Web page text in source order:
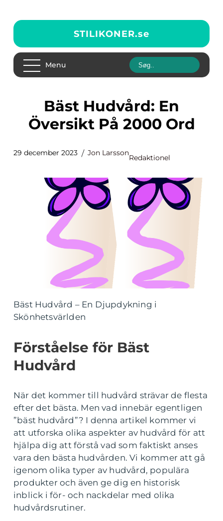
STILIKONER.se
Menu
Bäst Hudvård: En
Översikt På 2000 Ord
29 december 2023 Jon Larsson
Redaktionel
Bäst Hudvård – En Djupdykning i
Skönhetsvärlden
Förståelse för Bäst
Hudvård
När det kommer till hudvård strävar de flesta
efter det bästa. Men vad innebär egentligen
”bäst hudvård”? I denna artikel kommer vi
att utforska olika aspekter av hudvård för att
hjälpa dig att förstå vad som faktiskt anses
vara den bästa hudvården. Vi kommer att gå
igenom olika typer av hudvård, populära
produkter och även ge dig en historisk
inblick i för- och nackdelar med olika
hudvårdsrutiner.